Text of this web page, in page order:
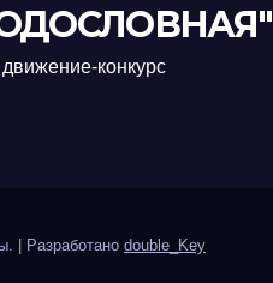
конкурс
Разработано double_Key